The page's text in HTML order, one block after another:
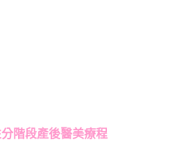
階段產後醫美療程